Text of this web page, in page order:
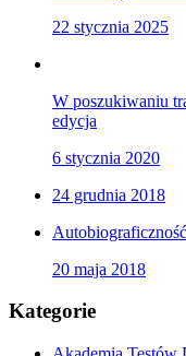
22 stycznia 2025
W poszukiwaniu
edycja
6 stycznia 2020
24 grudnia 2018
20 maja 2018
Kategorie